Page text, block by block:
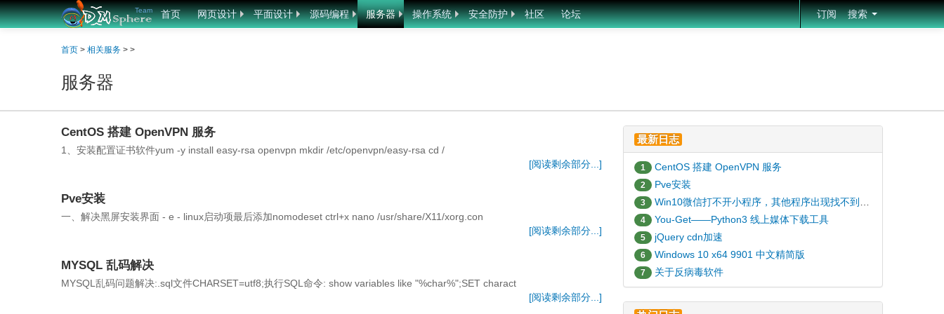
Team 订阅 搜索
首页 网页设计 平面设计 源码编程 服务器 操作系统 安全防护 社区 论坛
首页 > 相关服务 > >
服务器
CentOS 搭建 OpenVPN 服务
1、安装配置证书软件yum -y install easy-rsa openvpn mkdir /etc/openvpn/easy-rsa cd /
[阅读剩余部分...]
Pve安装
一、解决黑屏安装界面 - e - linux启动项最后添加nomodeset ctrl+x nano /usr/share/X11/xorg.con
[阅读剩余部分...]
MYSQL 乱码解决
MYSQL乱码问题解决:.sql文件CHARSET=utf8;执行SQL命令: show variables like "%char%";SET charact
[阅读剩余部分...]
最新日志
1 CentOS 搭建 OpenVPN 服务
2 Pve安装
3 Win10微信打不开小程序，其他程序出现找不到HID.DLL的解决办法
4 You-Get——Python3 线上媒体下载工具
5 jQuery cdn加速
6 Windows 10 x64 9901 中文精简版
7 关于反病毒软件